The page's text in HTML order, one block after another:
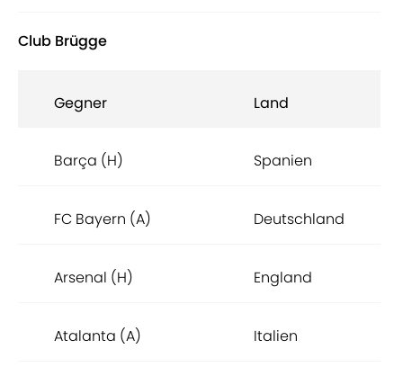
Club Brügge
Gegner Land
Barça (H) Spanien
FC Bayern (A) Deutschland
Arsenal (H) England
Atalanta (A) Italien